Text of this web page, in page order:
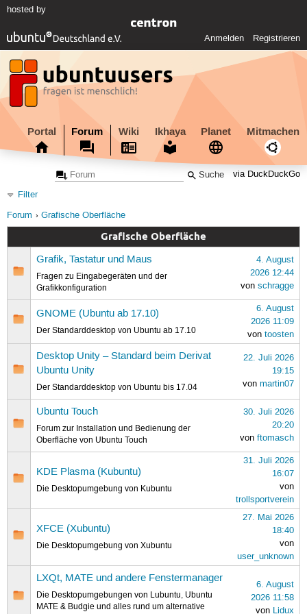
hosted by
Anmelden Registrieren
Portal Forum Wiki Ikhaya Planet Mitmachen
via DuckDuckGo
Filter
Forum
Grafische Oberfläche
Grafische Oberfläche
Grafik, Tastatur und Maus
Fragen zu Eingabegeräten und der
Grafikkonfiguration
4. August
2026 12:44
von schragge
GNOME (Ubuntu ab 17.10)
Der Standarddesktop von Ubuntu ab 17.10
6. August
2026 11:09
von toosten
Desktop Unity – Standard beim Derivat
Ubuntu Unity
Der Standarddesktop von Ubuntu bis 17.04
22. Juli 2026
19:15
von martin07
Ubuntu Touch
Forum zur Installation und Bedienung der
Oberfläche von Ubuntu Touch
30. Juli 2026
20:20
von ftomasch
KDE Plasma (Kubuntu)
Die Desktopumgebung von Kubuntu
31. Juli 2026
16:07
von
trollsportverein
XFCE (Xubuntu)
Die Desktopumgebung von Xubuntu
27. Mai 2026
18:40
von
user_unknown
LXQt, MATE und andere Fenstermanager
Die Desktopumgebungen von Lubuntu, Ubuntu
MATE & Budgie und alles rund um alternative
6. August
2026 11:58
von Lidux